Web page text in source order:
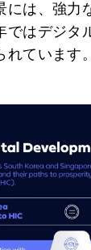
には、強力
ではデジタ
ています。